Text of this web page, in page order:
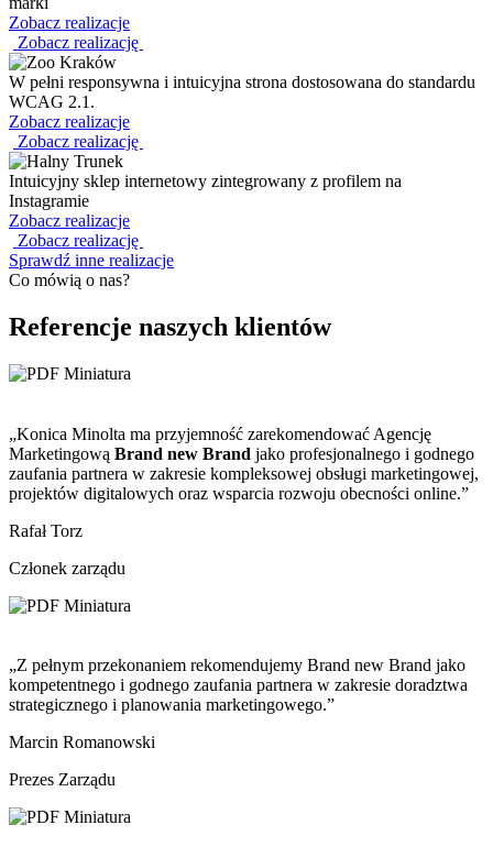
Zobacz realizacje
Zobacz realizację
W pełni responsywna i intuicyjna strona dostosowana do standardu
WCAG 2.1.
Zobacz realizacje
Zobacz realizację
Intuicyjny sklep internetowy zintegrowany z profilem na
Instagramie
Zobacz realizacje
Zobacz realizację
Sprawdź inne realizacje
Co mówią o nas?
Referencje naszych klientów
„Konica Minolta ma przyjemność zarekomendować Agencję
Marketingową Brand new Brand jako profesjonalnego i godnego
zaufania partnera w zakresie kompleksowej obsługi marketingowej,
projektów digitalowych oraz wsparcia rozwoju obecności online.”
Rafał Torz
Członek zarządu
„Z pełnym przekonaniem rekomendujemy Brand new Brand jako
kompetentnego i godnego zaufania partnera w zakresie doradztwa
strategicznego i planowania marketingowego.”
Marcin Romanowski
Prezes Zarządu